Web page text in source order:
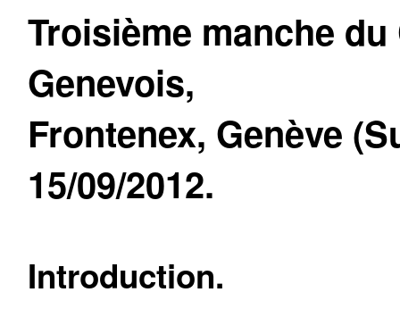
Troisième manche
Genevois,
Frontenex, Genève
15/09/2012.
Introduction.